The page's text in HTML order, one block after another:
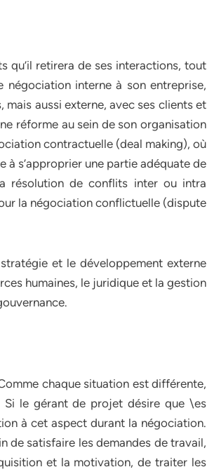
qu’il retirera de ses interactions, tout
négociation interne à son entreprise,
mais aussi externe, avec ses clients et
réforme au sein de son organisation
contractuelle (deal making), où
à s’approprier une partie adéquate de
résolution de conflits inter ou intra
la négociation conflictuelle (dispute
et le développement externe
humaines, le juridique et la gestion
chaque situation est différente,
le gérant de projet désire que \es
à cet aspect durant la négociation.
de satisfaire les demandes de travail,
et la motivation, de traiter les